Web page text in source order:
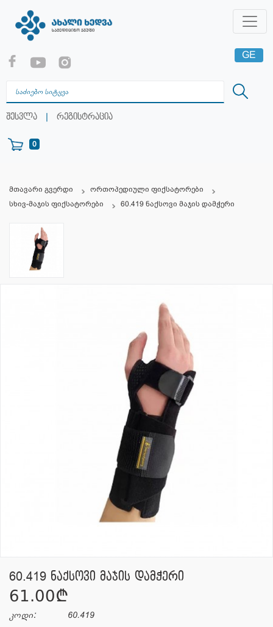
შესვლა | რეგისტრაცია
0
GE
RU
მთავარი გვერდი
ორთოპედიული ფიქსატორები
სხივ-მაჯის ფიქსატორები
60.419 ნაქსოვი მაჯის დამჭერი
60.419 ნაქსოვი მაჯის დამჭერი
61.00¢
კოდი: 60.419